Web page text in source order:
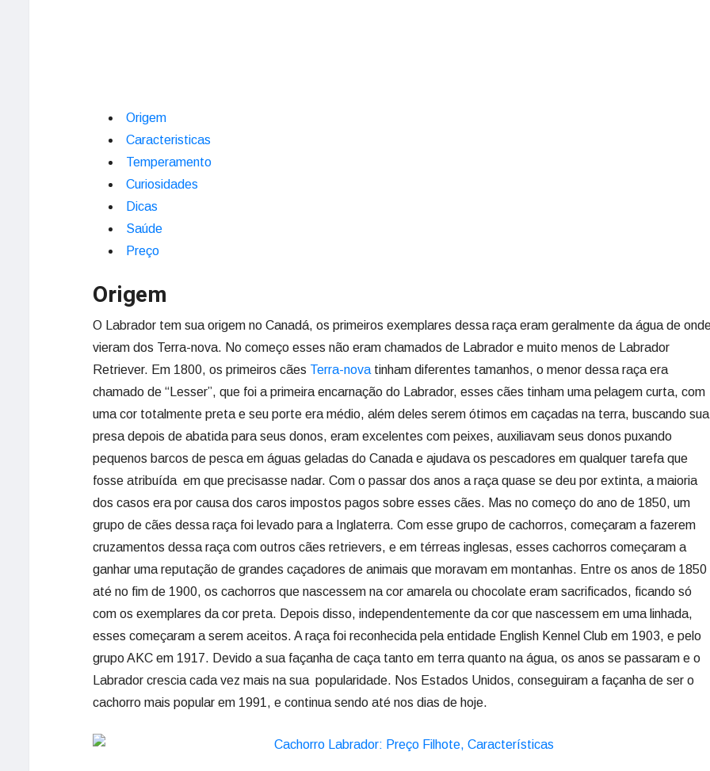
Origem
Caracteristicas
Temperamento
Curiosidades
Dicas
Saúde
Preço
Origem
O Labrador tem sua origem no Canadá, os primeiros exemplares dessa raça eram geralmente da água de
vieram dos Terra-nova. No começo esses não eram chamados de Labrador e muito menos de Labrador
Retriever. Em 1800, os primeiros cães Terra-nova tinham diferentes tamanhos, o menor dessa raça era
chamado de “Lesser”, que foi a primeira encarnação do Labrador, esses cães tinham uma pelagem curta, com
uma cor totalmente preta e seu porte era médio, além deles serem ótimos em caçadas na terra, buscando sua
presa depois de abatida para seus donos, eram excelentes com peixes, auxiliavam seus donos puxando
pequenos barcos de pesca em águas geladas do Canada e ajudava os pescadores em qualquer tarefa que
fosse atribuída em que precisasse nadar. Com o passar dos anos a raça quase se deu por extinta, a maioria
dos casos era por causa dos caros impostos pagos sobre esses cães. Mas no começo do ano de 1850, um
grupo de cães dessa raça foi levado para a Inglaterra. Com esse grupo de cachorros, começaram a fazerem
cruzamentos dessa raça com outros cães retrievers, e em térreas inglesas, esses cachorros começaram a
ganhar uma reputação de grandes caçadores de animais que moravam em montanhas. Entre os anos de 1850
até no fim de 1900, os cachorros que nascessem na cor amarela ou chocolate eram sacrificados, ficando só
com os exemplares da cor preta. Depois disso, independentemente da cor que nascessem em uma linhada,
esses começaram a serem aceitos. A raça foi reconhecida pela entidade English Kennel Club em 1903, e pelo
grupo AKC em 1917. Devido a sua façanha de caça tanto em terra quanto na água, os anos se passaram e o
Labrador crescia cada vez mais na sua popularidade. Nos Estados Unidos, conseguiram a façanha de ser o
cachorro mais popular em 1991, e continua sendo até nos dias de hoje.